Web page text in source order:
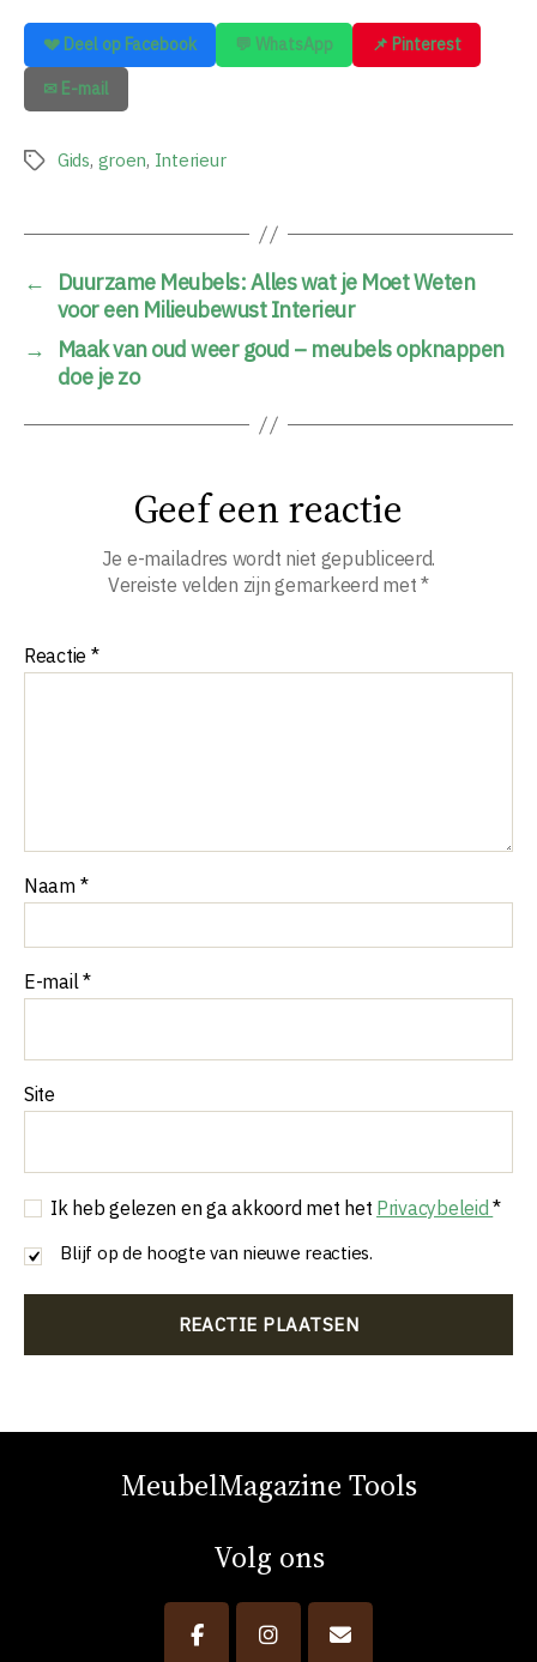
💔 Deel op Facebook 💬 WhatsApp 📌 Pinterest
✉ E-mail
TagsGids, groen, Interieur
←
Duurzame Meubels: Alles wat je Moet Weten
voor een Milieubewust Interieur
→
Maak van oud weer goud – meubels opknappen
doe je zo
Geef een reactie
Je e-mailadres wordt niet gepubliceerd.
Vereiste velden zijn gemarkeerd met*
Reactie *
Naam *
E-mail*
Site
Ik heb gelezen en ga akkoord met het Privacybeleid*
Blijf op de hoogte van nieuwe reacties.
MeubelMagazine Tools
Volg ons